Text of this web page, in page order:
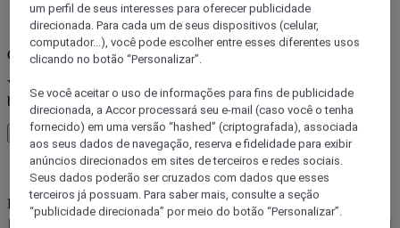
Erro(s de)
Core booking engine
You’ll be redirected to Accor website to view available hotels and
book your stay
Fechar janela
Erro(s de)
Para onde você viaja?
Booking Dates
um perfil de seus interesses para oferecer publicidade
direcionada. Para cada um de seus dispositivos (celular,
computador...), você pode escolher entre esses diferentes usos
clicando no botão “Personalizar”.
Se você aceitar o uso de informações para fins de publicidade
direcionada, a Accor processará seu e-mail (caso você o tenha
fornecido) em uma versão “hashed” (criptografada), associada
aos seus dados de navegação, reserva e fidelidade para exibir
anúncios direcionados em sites de terceiros e redes sociais.
Seus dados poderão ser cruzados com dados que esses
terceiros já possuam. Para saber mais, consulte a seção
“publicidade direcionada” por meio do botão “Personalizar”.